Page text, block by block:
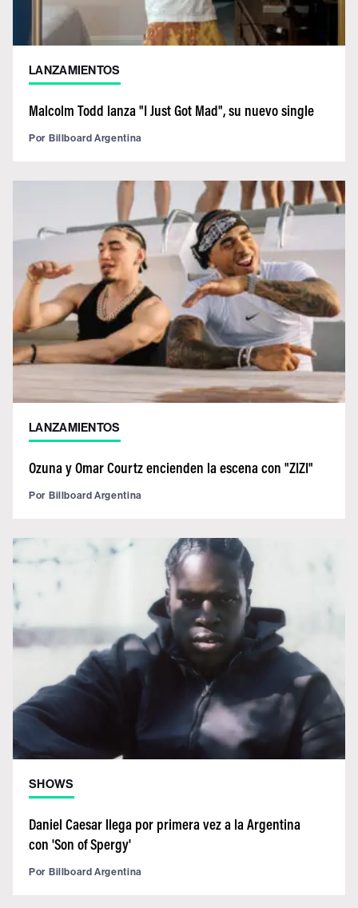
LANZAMIENTOS
Malcolm Todd lanza "I Just Got Mad", su nuevo single
Por Billboard Argentina
LANZAMIENTOS
Ozuna y Omar Courtz encienden la escena con "ZIZI"
Por Billboard Argentina
SHOWS
Daniel Caesar llega por primera vez a la Argentina
con 'Son of Spergy'
Por Billboard Argentina